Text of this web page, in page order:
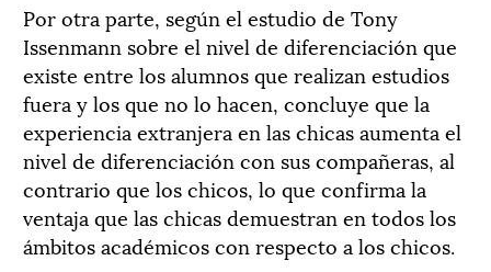
Por otra parte, según el estudio de Tony
Issenmann sobre el nivel de diferenciación que
existe entre los alumnos que realizan estudios
fuera y los que no lo hacen, concluye que la
experiencia extranjera en las chicas aumenta el
nivel de diferenciación con sus compañeras, al
contrario que los chicos, lo que confirma la
ventaja que las chicas demuestran en todos los
ámbitos académicos con respecto a los chicos.